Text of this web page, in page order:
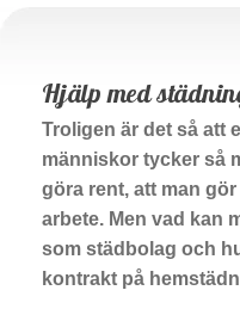
Hjälp med
Troligen är det så att
människor tycker så
göra rent, att man
arbete. Men vad kan
som städbolag och
kontrakt på